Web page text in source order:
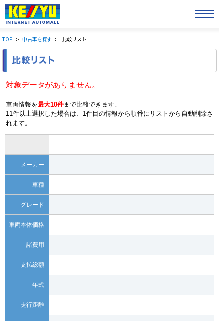
TOP 中古車を探す 比較リスト
対象データがありません。
車両情報を最大10件まで比較できます。
11件以上選択した場合は、1件目の情報から順番にリストから自動削除さ
れます。
メーカー
車種
グレード
車両本体価格
諸費用
支払総額
年式
走行距離